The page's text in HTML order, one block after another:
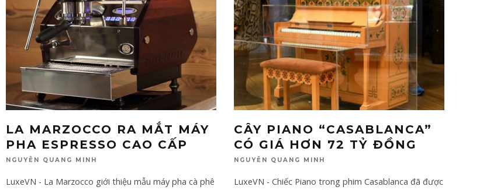
LA MARZOCCO RA MẮT MÁY
PHA ESPRESSO CAO CẤP
NGUYỄN QUANG MINH
LuxeVN - La Marzocco giới thiệu mẫu máy pha cà phê
CÂY PIANO “CASABLANCA”
CÓ GIÁ HƠN 72 TỶ ĐỒNG
NGUYỄN QUANG MINH
LuxeVN - Chiếc Piano trong phim Casablanca đã được